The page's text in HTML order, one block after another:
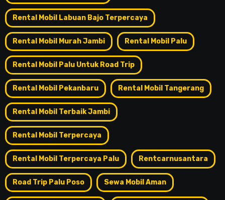
Rental Mobil Labuan Bajo Terpercaya
Rental Mobil Murah Jambi Rental Mobil Palu
Rental Mobil Palu Untuk Road Trip
Rental Mobil Pekanbaru Rental Mobil Tangerang
Rental Mobil Terbaik Jambi
Rental Mobil Terpercaya
Rental Mobil Terpercaya Palu Rentcarnusantara
Road Trip Palu Poso Sewa Mobil Aman